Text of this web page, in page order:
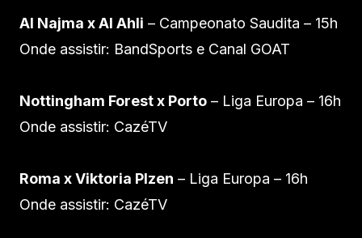
Al Najma x Al Ahli – Campeonato Saudita – 15h
Onde assistir: BandSports e Canal GOAT
Nottingham Forest x Porto – Liga Europa – 16h
Onde assistir: CazéTV
Roma x Viktoria Plzen – Liga Europa – 16h
Onde assistir: CazéTV